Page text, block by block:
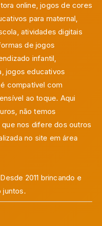
online, jogos de cores
para maternal,
atividades digitais
de jogos
infantil,
jogos educativos
compatível com
ao toque. Aqui
não temos
nos difere dos outros
no site em área
2011 brincando e
juntos.